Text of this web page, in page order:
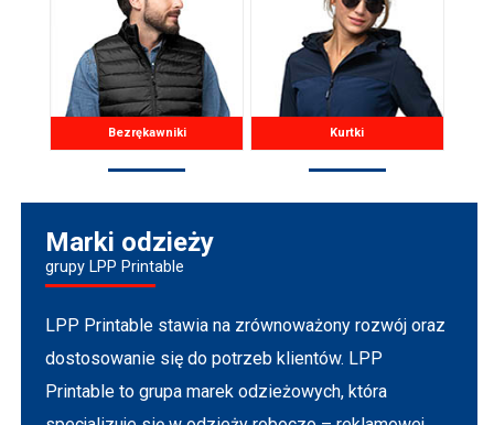
Bezrękawniki Kurtki
Marki odzieży
grupy LPP Printable
LPP Printable stawia na zrównoważony rozwój oraz
dostosowanie się do potrzeb klientów. LPP
Printable to grupa marek odzieżowych, która